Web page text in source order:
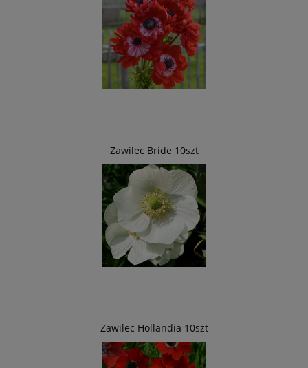
Zawilec Bride 10szt
Zawilec Hollandia 10szt